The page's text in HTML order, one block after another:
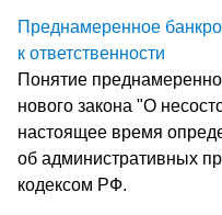
Преднамеренное
к ответственности
Понятие
нового закона "О
настоящее время
об административных
кодексом РФ.